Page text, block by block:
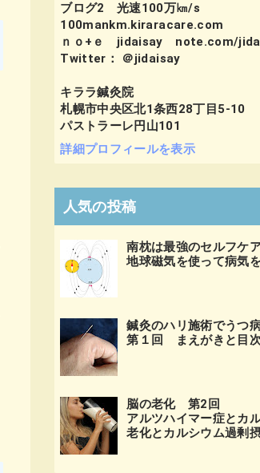
ブログ2 光速100万㎞/s
100mankm.kiraracare.com
ｎｏ+ｅ jidaisay note.com/
Twitter： ＠jidaisay
キララ鍼灸院
札幌市中央区北1条西28丁目5-10
パストラーレ円山101
詳細プロフィールを表示
人気の投稿
南枕は最強のセルフケ
地球磁気を使って病気
鍼灸のハリ施術でうつ
第１回 まえがきと目
脳の老化 第2回
アルツハイマー症とカ
老化とカルシウム過剰